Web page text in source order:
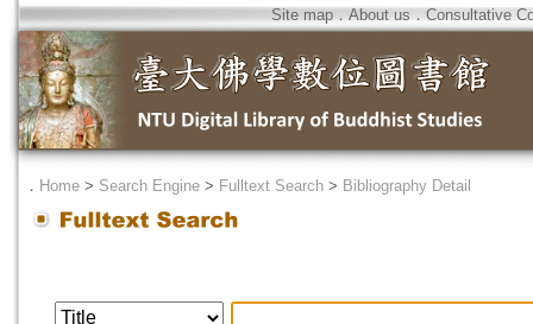
Site map．About us ． Consultative
． Home > Search Engine > Fulltext Search > Bibliography Detail